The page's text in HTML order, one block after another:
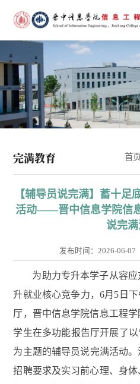
完满教育 首页
【辅导员说完满】蓄十足
活动——晋中信息学院信
说完
发布时间：2026-06-07
为助力专升本学子从容
升就业核心竞争力， 6月5日下
厅，晋中信息学院信息工程
学生在多功能报告厅开展了
为主题的辅导员说完满活动
招聘要求及实习前心理、身